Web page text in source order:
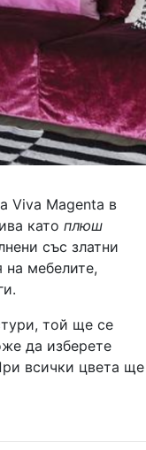
Viva Magenta в
като плюш
със златни
мебелите,
той ще се
да изберете
всички цвета ще